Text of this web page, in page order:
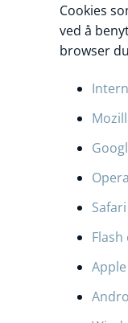
Cookies
ved å
browser
Opera
Safari
Flash
Apple